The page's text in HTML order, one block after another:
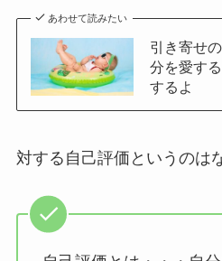
あわせて読みたい
引き寄せ
分を愛す
するよ
対する自己評価というのは